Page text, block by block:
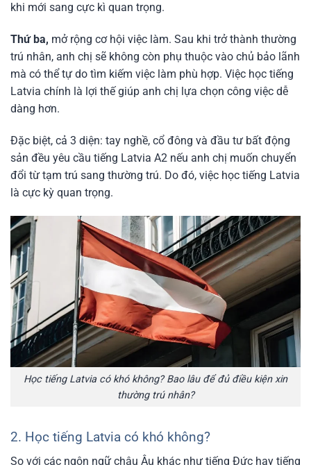
khi mới sang cực kì quan trọng.
Thứ ba, mở rộng cơ hội việc làm. Sau khi trở thành thường
trú nhân, anh chị sẽ không còn phụ thuộc vào chủ bảo lãnh
mà có thể tự do tìm kiếm việc làm phù hợp. Việc học tiếng
Latvia chính là lợi thế giúp anh chị lựa chọn công việc dễ
dàng hơn.
Đặc biệt, cả 3 diện: tay nghề, cổ đông và đầu tư bất động
sản đều yêu cầu tiếng Latvia A2 nếu anh chị muốn chuyển
đổi từ tạm trú sang thường trú. Do đó, việc học tiếng Latvia
là cực kỳ quan trọng.
Học tiếng Latvia có khó không? Bao lâu để đủ điều kiện xin
thường trú nhân?
2. Học tiếng Latvia có khó không?
So với các ngôn ngữ châu Âu khác như tiếng Đức hay tiếng